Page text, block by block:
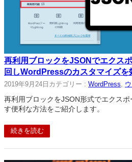
再利用ブロックをJSONでエクス
回しWordPressのカスタマイズを
2019年9月24日 カテゴリー : WordPress,
再利用ブロックをJSON形式でエクス
す便利な方法をご紹介します。
続きを読む